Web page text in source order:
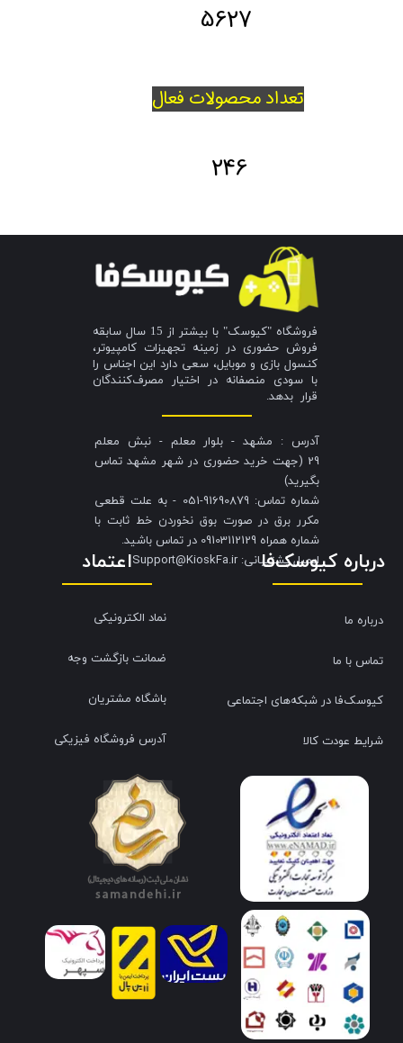
5627
تعداد محصولات فعال
246
فروشگاه "کیوسک" با بیشتر از 15 سال سابقه
فروش حضوری در زمینه تجهیزات کامپیوتر،
کنسول بازی و موبایل، سعی دارد این اجناس را
با سودی منصفانه در اختیار مصرف‌کنندگان
قرار بدهد.
آدرس : مشهد - بلوار معلم - نبش معلم
29 (جهت خرید حضوری در شهر مشهد تماس
بگیرید)
شماره تماس: 91690879-051 - به علت قطعی
مکرر برق در صورت بوق نخوردن خط ثابت با
شماره همراه 09103112129 در تماس باشید.
​​​​​​​ایمیل پشتیبانی: Support@KioskFa.ir
اعتماد
نماد الکترونیکی
ضمانت بازگشت وجه
باشگاه مشتریان
آدرس فروشگاه فیزیکی
درباره کیوسک‌فا
درباره ما
تماس با ما
کیوسک‌فا در شبکه‌های اجتماعی
شرایط عودت کالا